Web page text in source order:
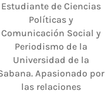
Estudiante de Ciencias
Políticas y
Comunicación Social y
Periodismo de la
Universidad de la
Apasionado por
las relaciones